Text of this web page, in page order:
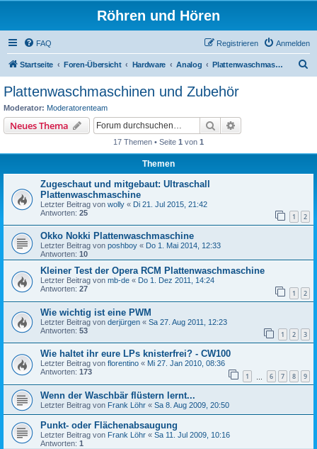
Röhren und Hören
FAQ Anmelden
Registrieren
Startseite Foren-Übersicht Hardware Analog Plattenwaschmaschinen und Zubehör
Plattenwaschmaschinen und Zubehör
Moderator: Moderatorenteam
Neues Thema Suche
17 Themen • Seite 1 von 1
Themen
Zugeschaut und mitgebaut: Ultraschall
Plattenwaschmaschine
Letzter Beitrag von wolly « Di 21. Jul 2015, 21:42
Antworten: 25 1 2
Okko Nokki Plattenwaschmaschine
Letzter Beitrag von poshboy « Do 1. Mai 2014, 12:33
Antworten: 10
Kleiner Test der Opera RCM Plattenwaschmaschine
Letzter Beitrag von mb-de « Do 1. Dez 2011, 14:24
Antworten: 27 1 2
Wie wichtig ist eine PWM
Letzter Beitrag von derjürgen « Sa 27. Aug 2011, 12:23
Antworten: 53 1 2 3
Wie haltet ihr eure LPs knisterfrei? - CW100
Letzter Beitrag von florentino « Mi 27. Jan 2010, 08:36
Antworten: 173 1 6 7 8 9
Wenn der Waschbär flüstern lernt...
Letzter Beitrag von Frank Löhr « Sa 8. Aug 2009, 20:50
Punkt- oder Flächenabsaugung
Letzter Beitrag von Frank Löhr « Sa 11. Jul 2009, 10:16
Antworten: 1